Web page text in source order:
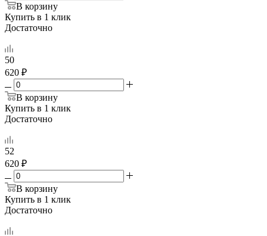
В корзину
Купить в 1 клик
Достаточно
50
620 ₽
В корзину
Купить в 1 клик
Достаточно
52
620 ₽
В корзину
Купить в 1 клик
Достаточно